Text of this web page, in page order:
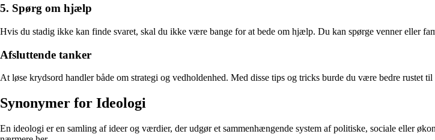
5. Spørg om hjælp
Hvis du stadig ikke kan finde svaret, skal du ikke være bange for at bede om hjælp. Du kan spørge venner eller
Afsluttende tanker
At løse krydsord handler både om strategi og vedholdenhed. Med disse tips og tricks burde du være bedre rustet
Synonymer for Ideologi
En ideologi er en samling af ideer og værdier, der udgør et sammenhængende system af politiske, sociale eller